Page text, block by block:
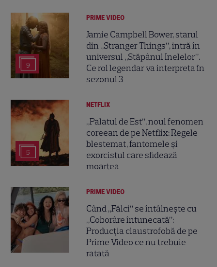
9
PRIME VIDEO
Jamie Campbell Bower, starul
din „Stranger Things”, intră în
universul „Stăpânul Inelelor”.
Ce rol legendar va interpreta în
sezonul 3
5
NETFLIX
„Palatul de Est”, noul fenomen
coreean de pe Netflix: Regele
blestemat, fantomele și
exorcistul care sfidează
moartea
PRIME VIDEO
Când „Fălci” se întâlnește cu
„Coborâre întunecată”:
Producția claustrofobă de pe
Prime Video ce nu trebuie
ratată